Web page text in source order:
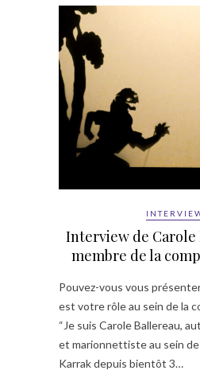
Interview de Carole
membre de la
Pouvez-vous vous
est votre rôle au sein de la
“Je suis Carole Ballereau,
et marionnettiste au sein de
Karrak depuis bientôt 3…